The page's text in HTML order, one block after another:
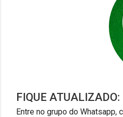
FIQUE ATUALIZADO:
Entre no grupo do Whatsapp,